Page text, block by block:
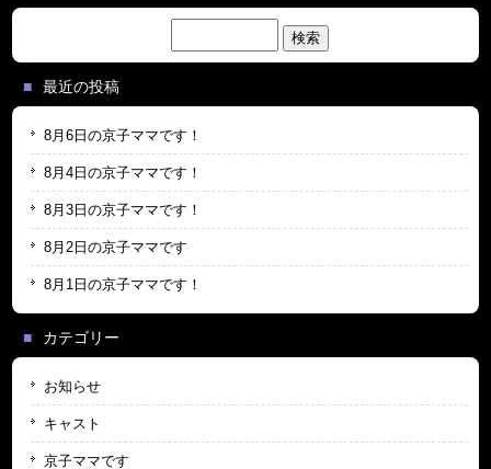
索:
最近の投稿
8月6日の京子ママです！
8月4日の京子ママです！
8月3日の京子ママです！
8月2日の京子ママです
8月1日の京子ママです！
カテゴリー
お知らせ
キャスト
京子ママです